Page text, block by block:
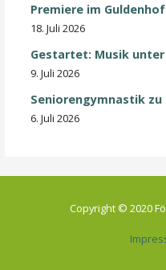
Premiere im
18. Juli 2026
Gestartet: Musik unter
9. Juli 2026
Seniorengymnastik zu
6. Juli 2026
Copyright © 2020